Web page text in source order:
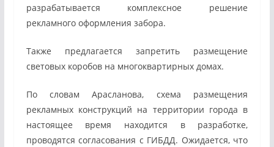
разрабатывается комплексное решение
рекламного оформления забора.
Также предлагается запретить размещение
световых коробов на многоквартирных домах.
По словам Арасланова, схема размещения
рекламных конструкций на территории города в
настоящее время находится в разработке,
проводятся согласования с ГИБДД. Ожидается, что